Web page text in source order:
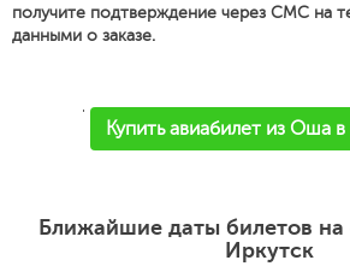
получите подтверждение через СМС на
данными о заказе.
'
Купить авиабилет из Оша
Ближайшие даты билетов
Иркутск